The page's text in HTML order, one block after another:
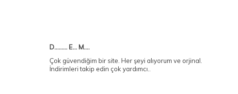
D......... E... M....
Çok güvendiğim bir site. Her şeyi alıyorum ve orjinal.
İndirimleri takip edin çok yardımcı..